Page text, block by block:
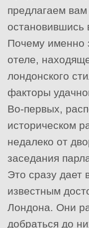
предлагаем
остановившись
Почему именно
отеле,
лондонского
факторы
Во-первых,
историческом
недалеко от
заседания
Это сразу дает
известным
Лондона. Они
добраться до